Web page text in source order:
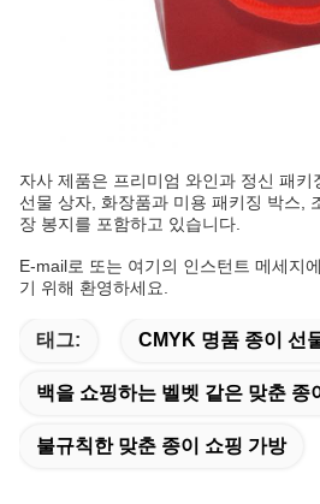
자사 제품은 프리미엄 와인과 정신 패키
선물 상자, 화장품과 미용 패키징 박스,
장 봉지를 포함하고 있습니다.
E-mail로 또는 여기의 인스턴트 메세지
기 위해 환영하세요.
태그: CMYK 명품 종이 선
백을 쇼핑하는 벨벳 같은 맞춘 종
불규칙한 맞춘 종이 쇼핑 가방